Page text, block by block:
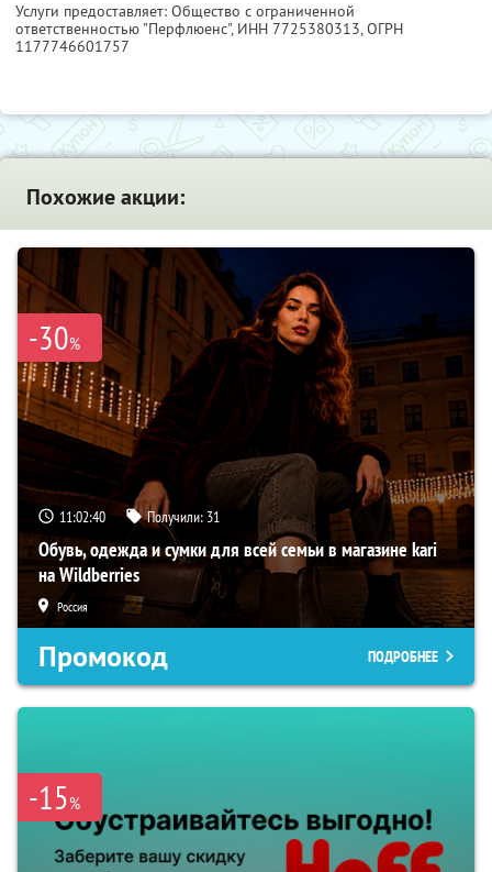
Услуги предоставляет: Общество с ограниченной
ответственностью "Перфлюенс", ИНН 7725380313, ОГРН
1177746601757
Похожие акции:
-30%
11:02:39 Получили: 31
Обувь, одежда и сумки для всей семьи в магазине kari
на Wildberries
Россия
Промокод ПОДРОБНЕЕ
-15%